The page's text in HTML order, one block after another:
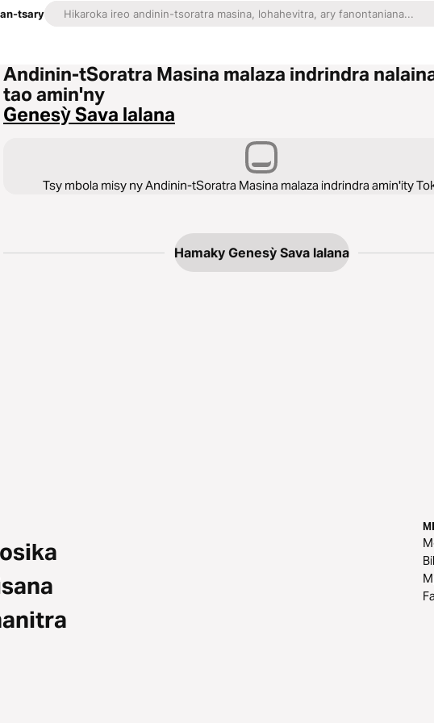
tsary
Andinin-tSoratra Masina malaza indrindra
tao amin'ny
Genesỳ Sava lalana
Tsy mbola misy ny Andinin-tSoratra Masina malaza indrindra amin'ity
Hamaky Genesỳ Sava lalana